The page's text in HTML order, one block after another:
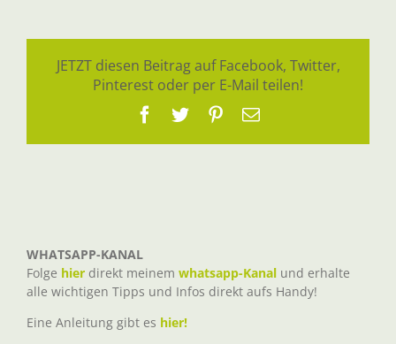
JETZT diesen Beitrag auf Facebook, Twitter,
Pinterest oder per E-Mail teilen!
Facebook
TwitterPinterest
E-
WHATSAPP-KANAL
Folge hier direkt meinem whatsapp-Kanal und erhalte
alle wichtigen Tipps und Infos direkt aufs Handy!
Eine Anleitung gibt es hier!